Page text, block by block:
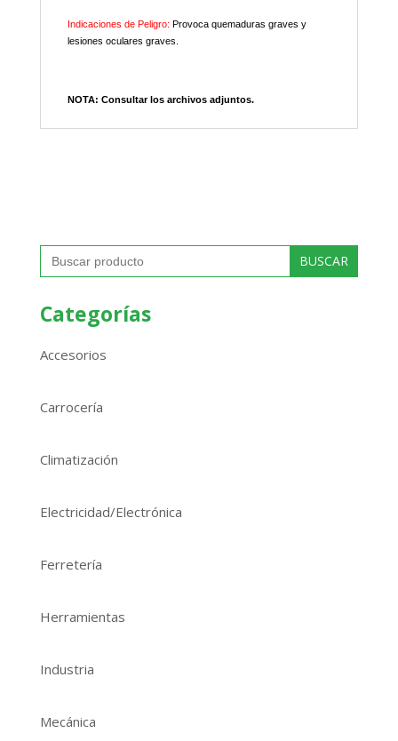
Indicaciones de Peligro: Provoca quemaduras graves y
lesiones oculares graves.
NOTA: Consultar los archivos adjuntos.
Buscar:
Categorías
Accesorios
Carrocería
Climatización
Electricidad/Electrónica
Ferretería
Herramientas
Industria
Mecánica